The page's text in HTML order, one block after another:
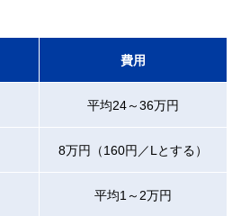
費用
平均24～36万円
8万円（160円／Lとする）
平均1～2万円